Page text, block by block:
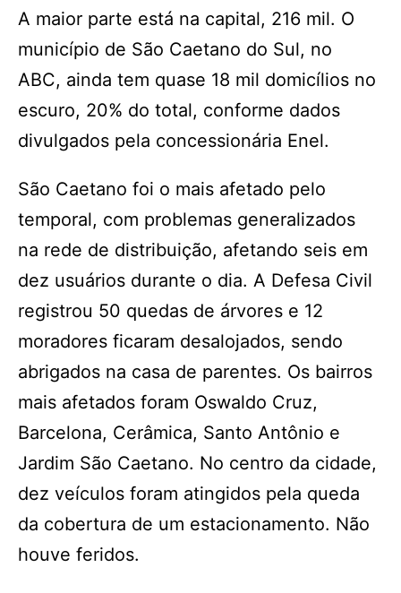
A maior parte está na capital, 216 mil. O
município de São Caetano do Sul, no
ABC, ainda tem quase 18 mil domicílios no
escuro, 20% do total, conforme dados
divulgados pela concessionária Enel.
São Caetano foi o mais afetado pelo
temporal, com problemas generalizados
na rede de distribuição, afetando seis em
dez usuários durante o dia. A Defesa Civil
registrou 50 quedas de árvores e 12
moradores ficaram desalojados, sendo
abrigados na casa de parentes. Os bairros
mais afetados foram Oswaldo Cruz,
Barcelona, Cerâmica, Santo Antônio e
Jardim São Caetano. No centro da cidade,
dez veículos foram atingidos pela queda
da cobertura de um estacionamento. Não
houve feridos.